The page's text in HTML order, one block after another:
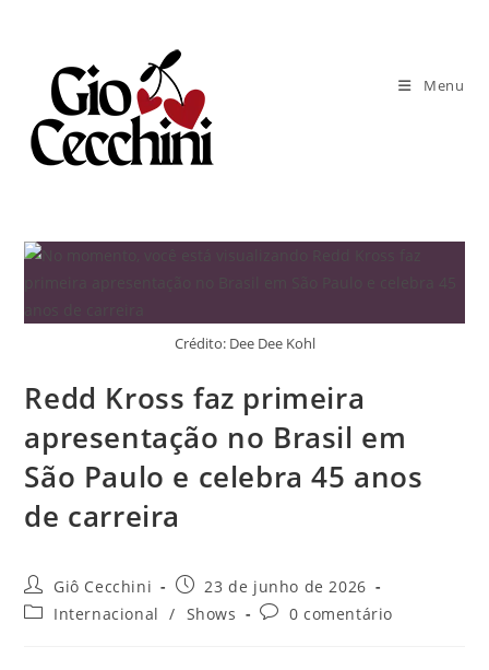
conteúdo
Menu
Crédito: Dee Dee Kohl
Redd Kross faz primeira
apresentação no Brasil em
São Paulo e celebra 45 anos
de carreira
Autor
do
post:
Giô Cecchini
Post
publicado:
23 de junho de 2026
Categoria
Internacional / Shows
Comentários
0 comentário